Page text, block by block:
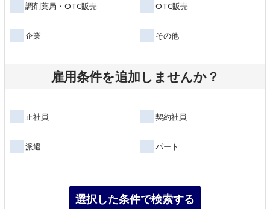
調剤薬局・OTC販売 OTC販売
企業 その他
雇用条件を追加しませんか？
正社員 契約社員
派遣 パート